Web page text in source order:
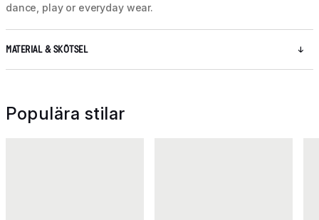
dance, play or everyday wear.
MATERIAL & SKÖTSEL
Populära stilar